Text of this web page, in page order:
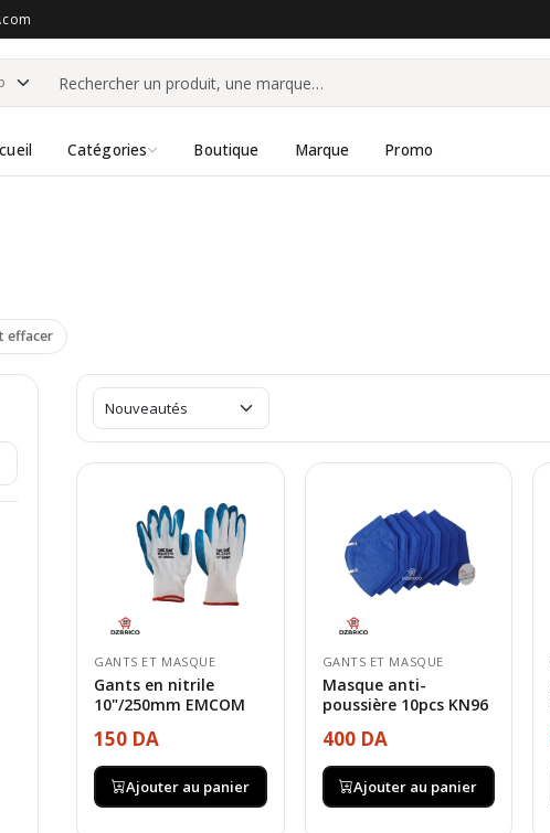
Catégories Boutique Marque Promo
effacer
GANTS ET MASQUE
Gants en nitrile
10"/250mm EMCOM
150 DA
Ajouter au panier
GANTS ET MASQUE
Masque anti-
poussière 10pcs KN96
400 DA
Ajouter au panier